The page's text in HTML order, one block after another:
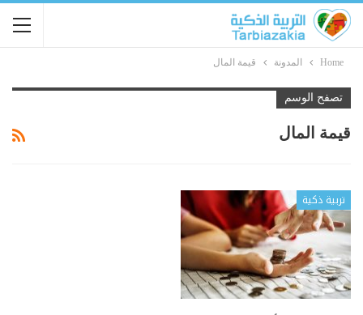
Home المدونة قيمة المال
تصفح الوسم
قيمة المال
تربية ذكية